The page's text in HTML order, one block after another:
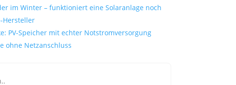
im Winter – funktioniert eine Solaranlage noch
Hersteller
PV‑Speicher mit echter Notstromversorgung
ohne Netzanschluss